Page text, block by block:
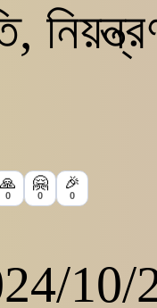
🙏
0
🤗
0
🎉
0
10/